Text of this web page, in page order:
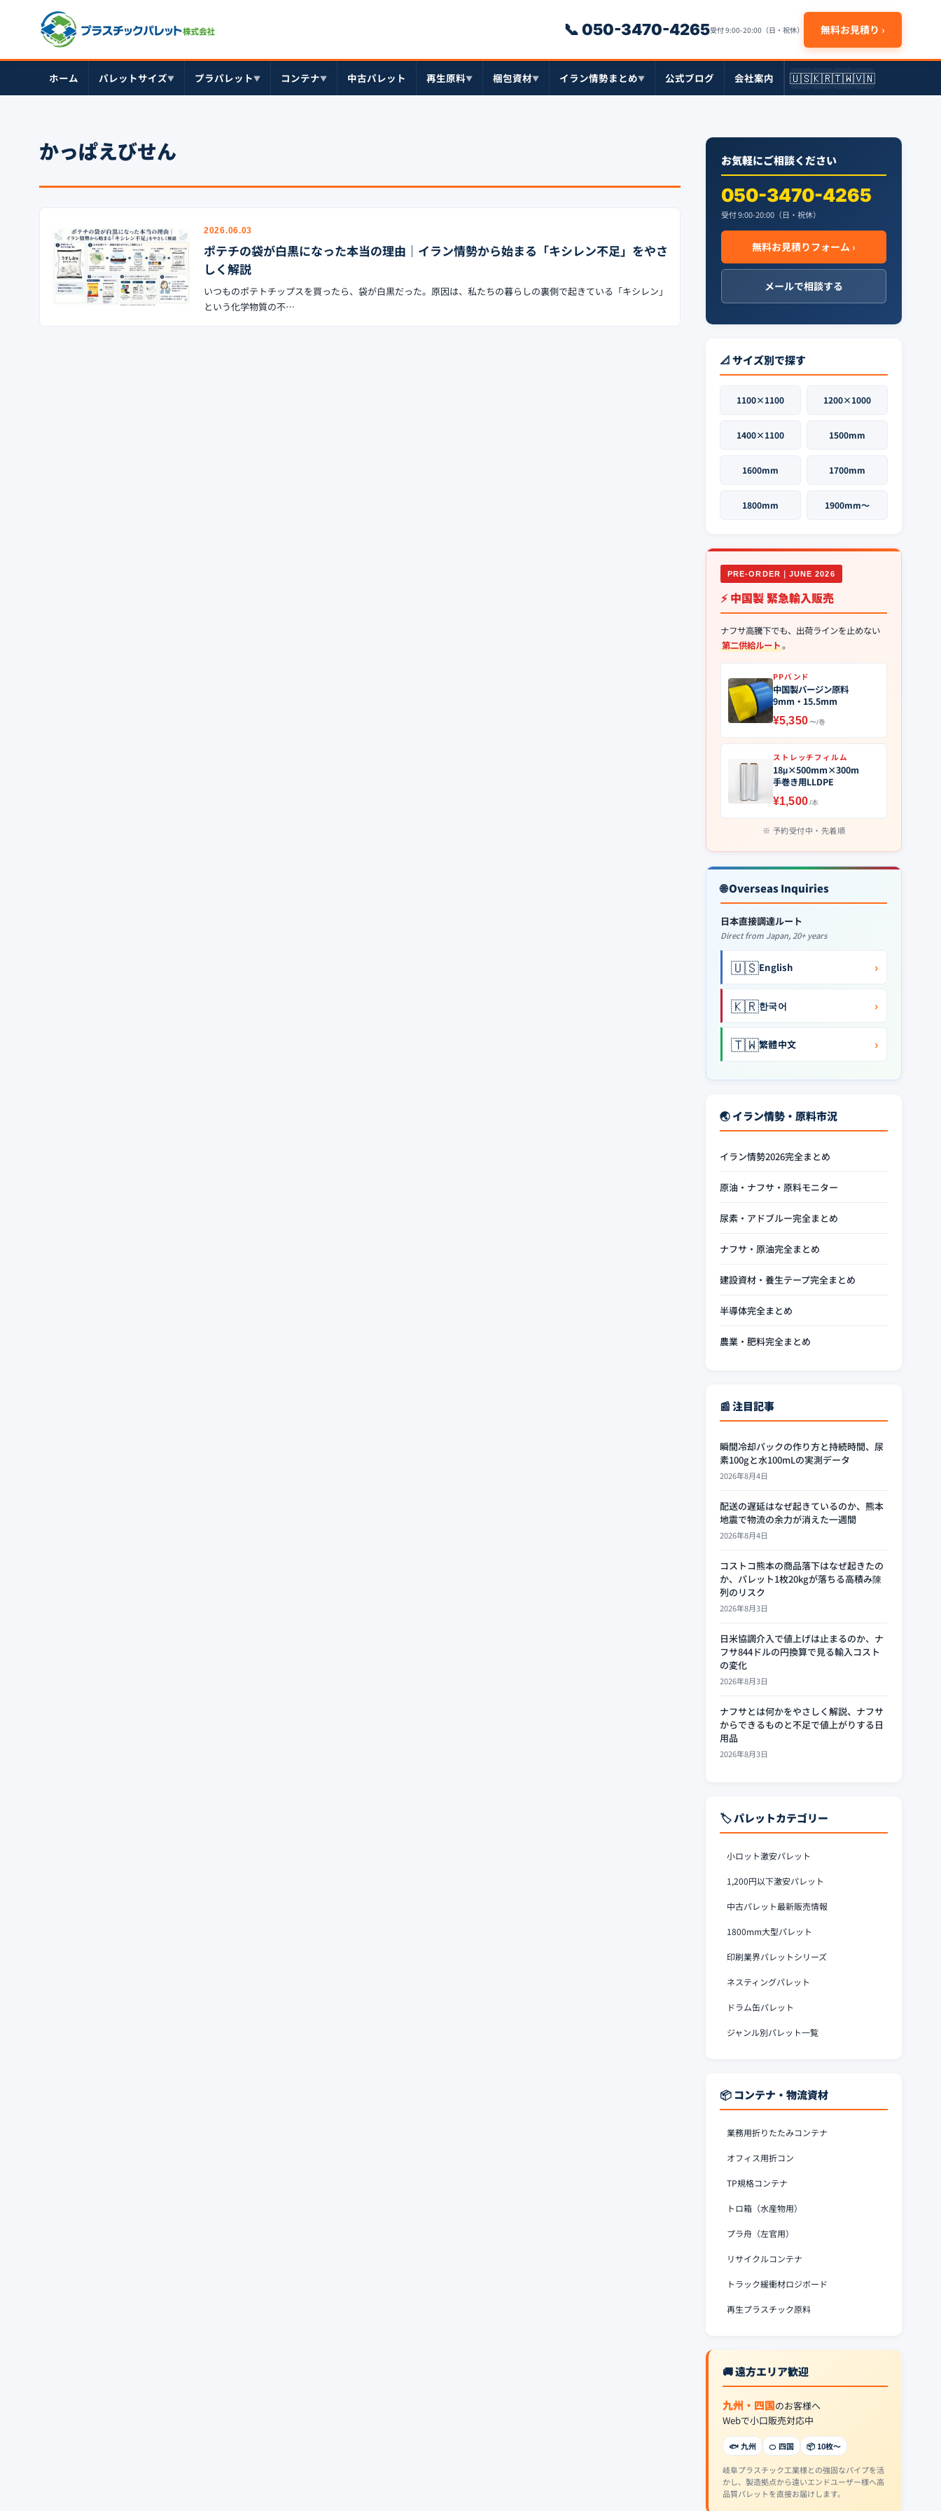
📞 050-3470-4265受付 9:00-20:00（日・祝休） 無料お見積り ›
ホーム パレットサイズ▼ プラパレット▼ コンテナ▼ 中古パレット 再生原料▼ 梱包資材▼ イラン情勢まとめ▼ 公式ブログ 会社案内 🇺🇸🇰🇷🇹🇼🇻🇳
かっぱえびせん
2026.06.03
ポテチの袋が白黒になった本当の理由｜イラン情勢から始まる「キシレン不足」をやさ
しく解説
いつものポテトチップスを買ったら、袋が白黒だった。原因は、私たちの暮らしの裏側で起きている「キシレン」
という化学物質の不…
お気軽にご相談ください
050-3470-4265
受付 9:00-20:00（日・祝休）
無料お見積りフォーム ›
メールで相談する
📐 サイズ別で探す
1100×1100 1200×1000
1400×1100 1500mm
1600mm 1700mm
1800mm 1900mm〜
PRE-ORDER｜JUNE 2026
⚡ 中国製 緊急輸入販売
ナフサ高騰下でも、出荷ラインを止めない
第二供給ルート。
PPバンド
中国製バージン原料
9mm・15.5mm
¥5,350〜/巻
ストレッチフィルム
18μ×500mm×300m
手巻き用LLDPE
¥1,500/本
予約受付中・先着順
🌐 Overseas Inquiries
日本直接調達ルート
Direct from Japan, 20+ years
🇺🇸English ›
🇰🇷한국어 ›
🇹🇼繁體中文 ›
🌏 イラン情勢・原料市況
イラン情勢2026完全まとめ
原油・ナフサ・原料モニター
尿素・アドブルー完全まとめ
ナフサ・原油完全まとめ
建設資材・養生テープ完全まとめ
半導体完全まとめ
農業・肥料完全まとめ
📰 注目記事
瞬間冷却パックの作り方と持続時間、尿
素100gと水100mLの実測データ
2026年8月4日
配送の遅延はなぜ起きているのか、熊本
地震で物流の余力が消えた一週間
2026年8月4日
コストコ熊本の商品落下はなぜ起きたの
か、パレット1枚20kgが落ちる高積み陳
列のリスク
2026年8月3日
日米協調介入で値上げは止まるのか、ナ
フサ844ドルの円換算で見る輸入コスト
の変化
2026年8月3日
ナフサとは何かをやさしく解説、ナフサ
からできるものと不足で値上がりする日
用品
2026年8月3日
🏷️ パレットカテゴリー
小ロット激安パレット
1,200円以下激安パレット
中古パレット最新販売情報
1800mm大型パレット
印刷業界パレットシリーズ
ネスティングパレット
ドラム缶パレット
ジャンル別パレット一覧
📦 コンテナ・物流資材
業務用折りたたみコンテナ
オフィス用折コン
TP規格コンテナ
トロ箱（水産物用）
プラ舟（左官用）
リサイクルコンテナ
トラック緩衝材ロジボード
再生プラスチック原料
🚚 遠方エリア歓迎
九州・四国のお客様へ
Webで小口販売対応中
🐟 九州 🍊 四国 📦 10枚〜
岐阜プラスチック工業様との強固なパイプを活
かし、製造拠点から遠いエンドユーザー様へ高
品質パレットを直接お届けします。